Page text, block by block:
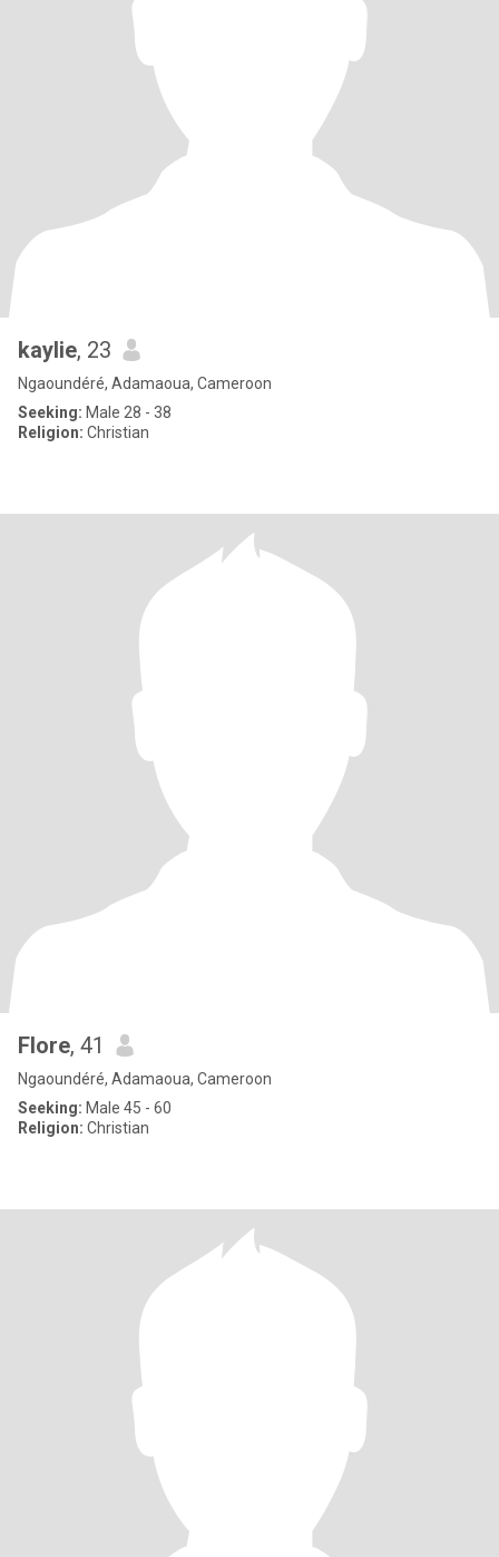
kaylie, 23
Ngaoundéré, Adamaoua, Cameroon
Seeking: Male 28 - 38
Religion: Christian
Flore, 41
Ngaoundéré, Adamaoua, Cameroon
Seeking: Male 45 - 60
Religion: Christian